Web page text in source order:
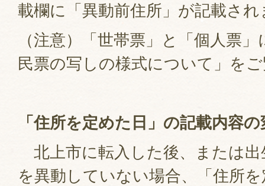
載欄に「異動前住所」が記載され
（注意）「世帯票」と「個人票
民票の写しの様式について」を
「住所を定めた日」の記載内容
北上市に転入した後、または出
を異動していない場合、「住所